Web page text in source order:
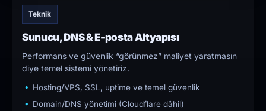
Teknik
Sunucu, DNS & E-posta Altyapısı
Performans ve güvenlik “görünmez” maliyet yaratmasın
diye temel sistemi yönetiriz.
Hosting/VPS, SSL, uptime ve temel güvenlik
Domain/DNS yönetimi (Cloudflare dâhil)